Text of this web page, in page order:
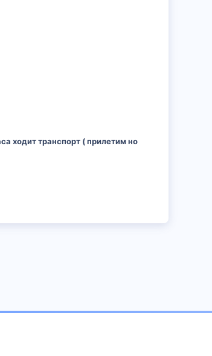
ходит транспорт ( прилетим но